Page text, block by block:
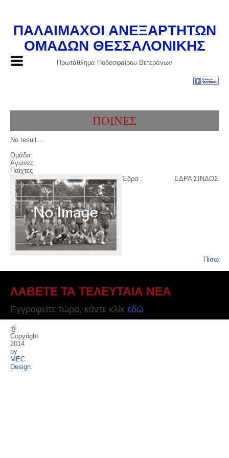
ΠΑΛΑΙΜΑΧΟΙ ΑΝΕΞΑΡΤΗΤΩΝ
ΟΜΑΔΩΝ ΘΕΣΣΑΛΟΝΙΚΗΣ
Πρωτάθλημα Ποδοσφαίρου Βετεράνων
ΠΟΙΝΕΣ
No result...
Ομάδα
Αγώνες
Παίχτες
Έδρα :
ΕΔΡΑ ΣΙΝΔΟΣ
Πίσω
ΛΑΒΕΤΕ ΤΑ ΤΕΛΕΥΤΑΙΑ ΝΕΑ
Εγγραφείτε τώρα, κάντε κλίκ εδώ
@
Copyright
2014
by
MEC
Design